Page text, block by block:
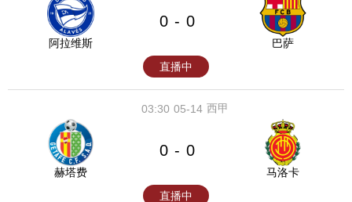
阿拉维斯
0 - 0
巴萨
直播中
05-14
03:30 西甲
赫塔费
0 - 0
马洛卡
直播中